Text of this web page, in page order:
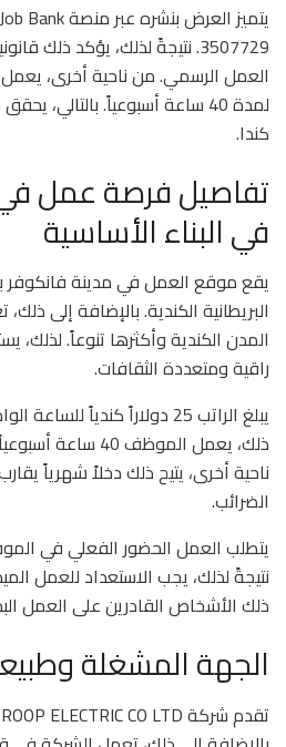
3507729. نتيجةً لذلك، يؤكد ذلك
العمل الرسمي. من ناحية أخرى،
لمدة 40 ساعة أسبوعياً.
كندا.
تفاصيل فرصة عمل
في البناء الأساسية
يقع موقع العمل في مدينة فانكوفر
البريطانية الكندية. بالإضافة إلى
المدن الكندية وأكثرها تنوعاً. لذلك،
راقية ومتعددة الثقافات.
يبلغ الراتب 25 دولاراً كندياً
ذلك، يعمل الموظف
الضرائب.
يتطلب العمل الحضور الفعلي في
نتيجةً لذلك، يجب الاستعداد للعمل
ذلك الأشخاص القادرين على العمل
الجهة المشغلة